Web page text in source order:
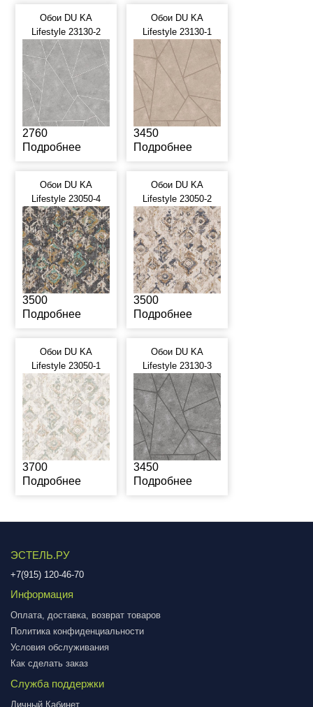
Обои DU KA
Lifestyle 23130-2
2760
Подробнее
Обои DU KA
Lifestyle 23130-1
3450
Подробнее
Обои DU KA
Lifestyle 23050-4
3500
Подробнее
Обои DU KA
Lifestyle 23050-2
3500
Подробнее
Обои DU KA
Lifestyle 23050-1
3700
Подробнее
Обои DU KA
Lifestyle 23130-3
3450
Подробнее
ЭСТЕЛЬ.РУ
+7(915) 120-46-70
Информация
Оплата, доставка, возврат товаров
Политика конфиденциальности
Условия обслуживания
Как сделать заказ
Служба поддержки
Личный Кабинет